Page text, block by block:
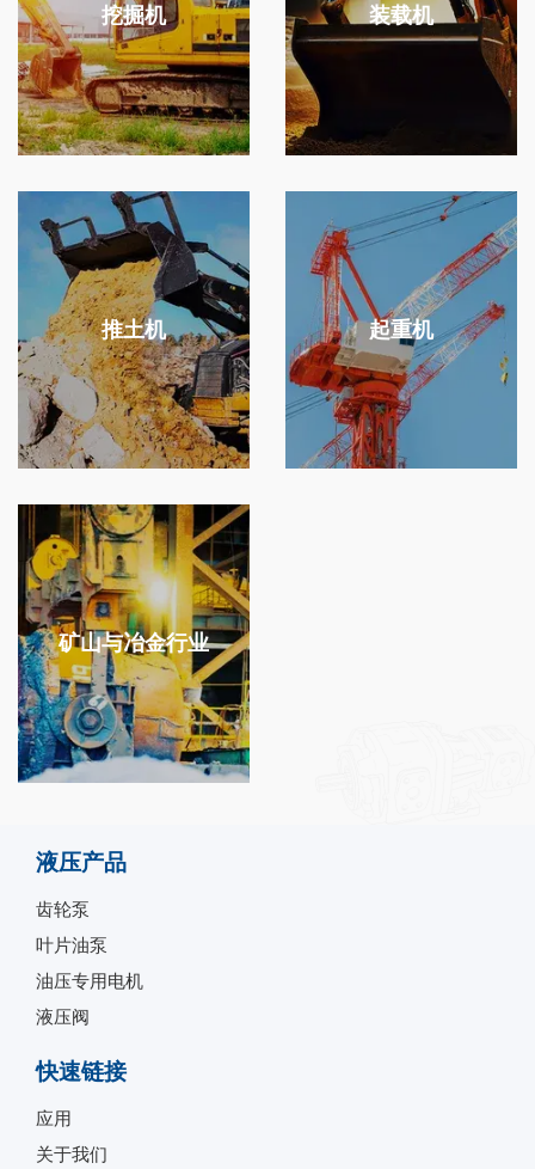
挖掘机 装载机
推土机 起重机
矿山与冶金行业
液压产品
齿轮泵
叶片油泵
油压专用电机
液压阀
快速链接
应用
关于我们